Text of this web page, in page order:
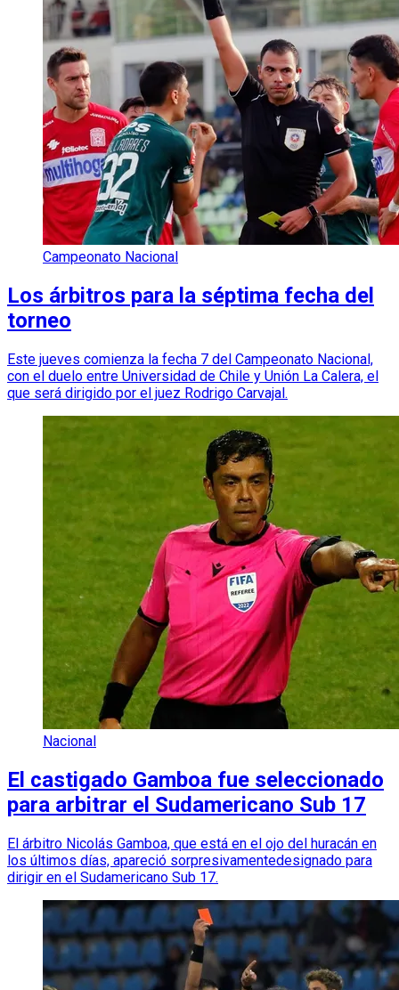
Campeonato Nacional
Los árbitros para la séptima fecha del
torneo
Este jueves comienza la fecha 7 del Campeonato Nacional,
con el duelo entre Universidad de Chile y Unión La Calera, el
que será dirigido por el juez Rodrigo Carvajal.
Nacional
El castigado Gamboa fue seleccionado
para arbitrar el Sudamericano Sub 17
El árbitro Nicolás Gamboa, que está en el ojo del huracán en
los últimos días, apareció sorpresivamentedesignado para
dirigir en el Sudamericano Sub 17.